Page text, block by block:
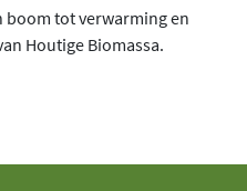
boom tot verwarming en
Houtige Biomassa.